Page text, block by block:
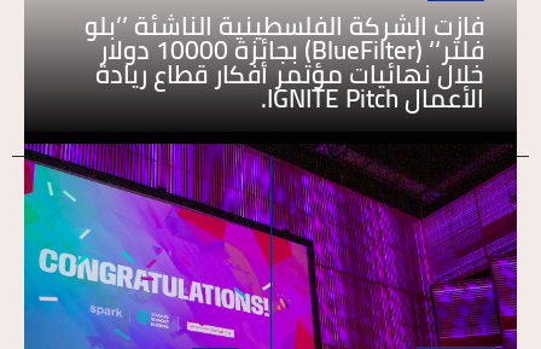
فازت الشركة الفلسطينية الناشئة ’’بلو
فلتر‘‘ (BlueFilter) بجائزة 10000 دولار
خلال نهائيات مؤتمر أفكار قطاع ريادة
الأعمال IGNITE Pitch.